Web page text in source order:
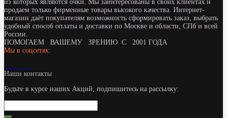
из которых являются очки. Мы заинтересованы в своих клиентах и
продаем только фирменные товары высокого качества. Интернет-
магазин даёт покупателям возможность сформировать заказ, выбрать
удобный способ оплаты и доставки по Москве и области, СПб и всей
России.
ПОМОГАЕМ ВАШЕМУ ЗРЕНИЮ С 2001 ГОДА
Мы в соцсетях:
Наши контакты
Будьте в курсе наших Акций, подпишитесь на рассылку: